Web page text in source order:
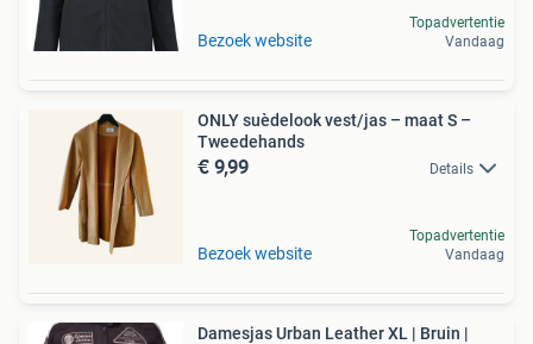
Bezoek website
Topadvertentie
Vandaag
ONLY suèdelook vest/jas – maat S –
Tweedehands
€ 9,99 Details
Bezoek website
Topadvertentie
Vandaag
Damesjas Urban Leather XL | Bruin |